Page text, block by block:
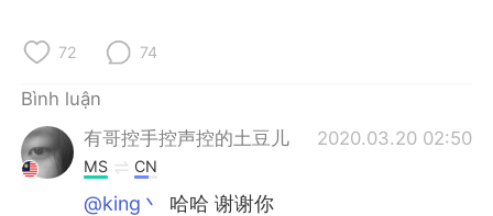
한국어 Русский
ไทย
72 74
Bình luận
有哥控手控声控的土豆儿
2020.03.20 02:50
MS CN
@king丶 哈哈 谢谢你